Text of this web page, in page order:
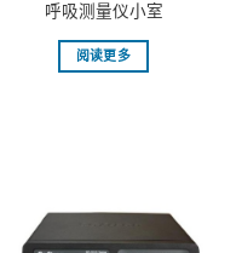
呼吸测量仪小室
阅读更多